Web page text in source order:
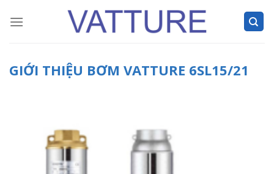
GIỚI THIỆU BƠM VATTURE 6SL15/21